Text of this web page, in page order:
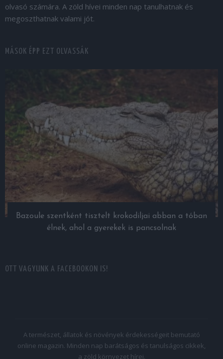
olvasó számára. A zöld hívei minden nap tanulhatnak és
megoszthatnak valami jót.
MÁSOK ÉPP EZT OLVASSÁK
Bazoule szentként tisztelt krokodiljai abban a tóban
élnek, ahol a gyerekek is pancsolnak
OTT VAGYUNK A FACEBOOKON IS!
A természet, állatok és növények érdekességeit bemutató
online magazin. Minden nap barátságos és tanulságos cikkek,
a zöld környezet hírei.